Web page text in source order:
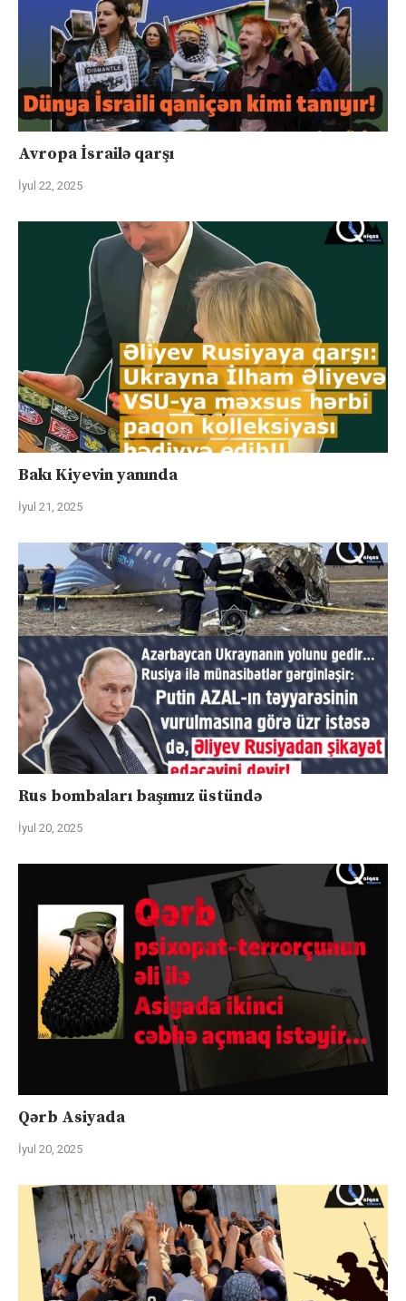
Avropa İsrailə qarşı
İyul 22, 2025
Bakı Kiyevin yanında
İyul 21, 2025
Rus bombaları başımız üstündə
İyul 20, 2025
Qərb Asiyada
İyul 20, 2025